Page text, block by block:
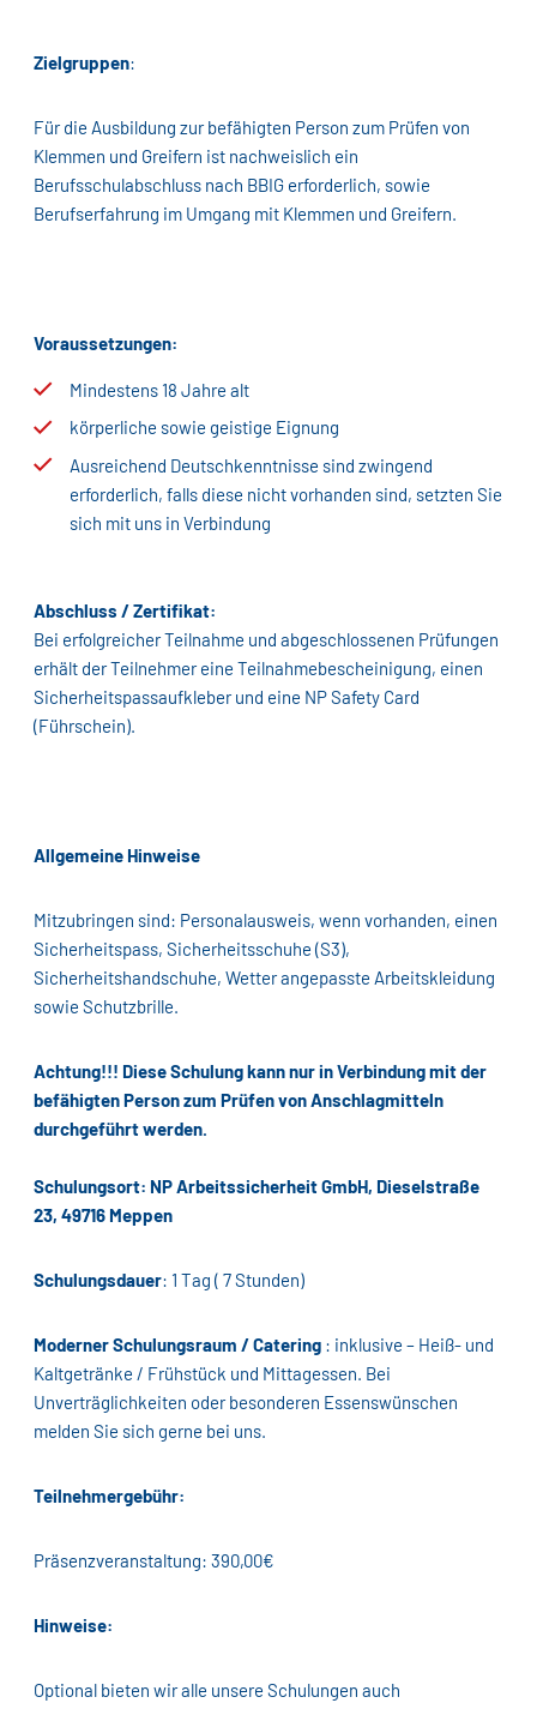
Zielgruppen:
Für die Ausbildung zur befähigten Person zum Prüfen von
Klemmen und Greifern ist nachweislich ein
Berufsschulabschluss nach BBIG erforderlich, sowie
Berufserfahrung im Umgang mit Klemmen und Greifern.
Voraussetzungen:
Mindestens 18 Jahre alt
körperliche sowie geistige Eignung
Ausreichend Deutschkenntnisse sind zwingend
erforderlich, falls diese nicht vorhanden sind, setzten Sie
sich mit uns in Verbindung
Abschluss / Zertifikat:
Bei erfolgreicher Teilnahme und abgeschlossenen Prüfungen
erhält der Teilnehmer eine Teilnahmebescheinigung, einen
Sicherheitspassaufkleber und eine NP Safety Card
(Führschein).
Allgemeine Hinweise
Mitzubringen sind: Personalausweis, wenn vorhanden, einen
Sicherheitspass, Sicherheitsschuhe (S3),
Sicherheitshandschuhe, Wetter angepasste Arbeitskleidung
sowie Schutzbrille.
Achtung!!! Diese Schulung kann nur in Verbindung mit der
befähigten Person zum Prüfen von Anschlagmitteln
durchgeführt werden.
Schulungsort: NP Arbeitssicherheit GmbH, Dieselstraße
23, 49716 Meppen
Schulungsdauer: 1 Tag ( 7 Stunden)
Moderner Schulungsraum / Catering : inklusive – Heiß- und
Kaltgetränke / Frühstück und Mittagessen. Bei
Unverträglichkeiten oder besonderen Essenswünschen
melden Sie sich gerne bei uns.
Teilnehmergebühr:
Präsenzveranstaltung: 390,00€
Hinweise:
Optional bieten wir alle unsere Schulungen auch